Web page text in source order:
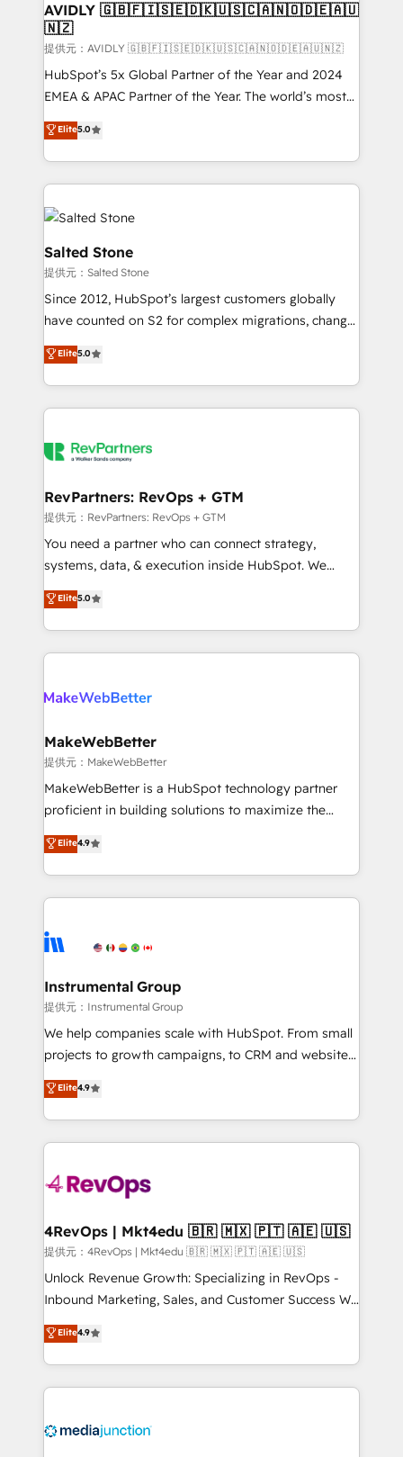
AVIDLY 🇬🇧🇫🇮🇸🇪🇩🇰🇺🇸🇨🇦🇳🇴🇩🇪🇦🇺
🇳🇿
提供元：AVIDLY 🇬🇧🇫🇮🇸🇪🇩🇰🇺🇸🇨🇦🇳🇴🇩🇪🇦🇺🇳🇿
HubSpot’s 5x Global Partner of the Year and 2024
EMEA & APAC Partner of the Year. The world’s most
experienced and fully accredited HubSpot Solutions
Partner. 🚀 With 2,750+ HubSpot projects delivered
and 370+ specialists across EMEA, APAC and NAM,
we de-risk complex CRM programmes and
accelerate ROI across every HubSpot Hub. 🧭 From
multi-region migrations to AI-powered automation,
we turn complexity into clarity, human at global
scale. 🏆 HubSpot’s CEO called us “the partner of the
future.” Others agree it is proof of trust built through
measurable impact.
Elite5.0
Salted Stone
提供元：Salted Stone
Since 2012, HubSpot’s largest customers globally
have counted on S2 for complex migrations, change
management, systems integration, and creative
solutions that deliver measurable impact and
transform brand experiences As one of the few full-
service creative agencies in the HubSpot
winning design to build scalable, globally
marketing campaigns, & RevOps frameworks that
fuel long-term success We connect the entire
customer lifecycle through seamless integrations,
ensure long-term adoption with change-
and service to drive sustainable growth With 6 key
HubSpot accreditations and experience across
Elite5.0
RevPartners: RevOps + GTM
提供元：RevPartners: RevOps + GTM
You need a partner who can connect strategy,
systems, data, & execution inside HubSpot. We
bridge the gap where most agencies fall short by
combining GTM strategy with technical execution to
solve the right problem with the right solution. As the
only firm in the world to hold Elite Partner
clients gain a unique advantage in CRM architecture,
market execution. Why B2B Businesses Choose RP: -
Secure: Soc2 compliant 🛡️ - Pricing: Implementations
starting at $1,5k 💵 - Speed: Launch in 14 days ⚡ -
Global: 75+ RPers across five continents 🌐 - Scale:
HubSpot Partner 🪴 - Sales Hub: More
implementations than any other Partner 💻 -
agency for an Ops problem. Don't hire a technical
agency for a growth problem. Hire a partner built to
Elite5.0
MakeWebBetter
提供元：MakeWebBetter
MakeWebBetter is a HubSpot technology partner
proficient in building solutions to maximize the
operational efficiency of HubSpot. The fastest-
growing tech-enabler & facilitator, MakeWebBetter,
hands you the blend of HubSpot expertise &
eminent solutions & integrations. Trust us to
Elite Partners with 10+ years of HubSpot experience
Premier Partner 2023 🌟5 HubSpot Accreditations 🌟
Won HubSpot Theme Challenge 2021 🌟INBOUND’19
HubSpot Rising Star Why us? Harnessing the full
potential of the powerful HubSpot CRM. ✔️A team of
HubSpot experience ✔️Flexible pricing models —
Hourly-fee (assigned one Dedicated HubSpot
requirement). ✔️Helped over 25,000+ customers so
far with our HubSpot solutions. ✔️Bespoke apps &
on-demand bundle services. Connect with us today!
Elite4.9
Instrumental Group
提供元：Instrumental Group
We help companies scale with HubSpot. From small
projects to growth campaigns, to CRM and websites.
Hire an agency that's experienced in every inch of
HubSpot and willing to work hand-in-hand with your
team to simplify the complex and build a better
experience for your team and customers.
Elite4.9
4RevOps | Mkt4edu 🇧🇷 🇲🇽 🇵🇹 🇦🇪 🇺🇸
提供元：4RevOps | Mkt4edu 🇧🇷 🇲🇽 🇵🇹 🇦🇪 🇺🇸
Unlock Revenue Growth: Specializing in RevOps -
Inbound Marketing, Sales, and Customer Success We
specialize in driving revenue growth for companies
across industries through tailored marketing, sales,
and customer success strategies, utilizing RevOps
methodologies. As Latin America's largest HubSpot
offer unparalleled insights. Operating in five
Elite4.9